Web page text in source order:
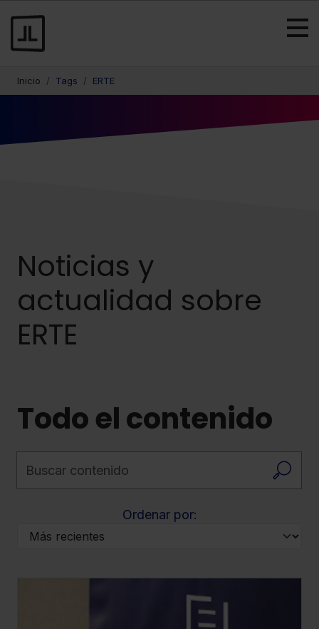
Inicio Tags ERTE
Noticias y
actualidad sobre
ERTE
Todo el contenido
Ordenar por: